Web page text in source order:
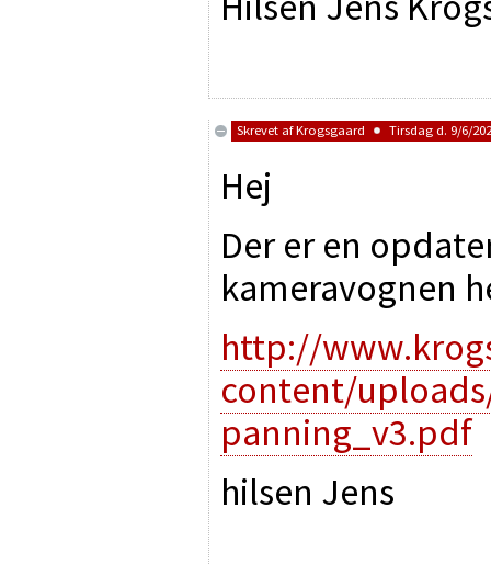
Skrevet afKrogsgaard Tirsdag d. 9/6/
Hej
Der er en
kameravognen
http://
content/
panning_v3.pdf
hilsen Jens